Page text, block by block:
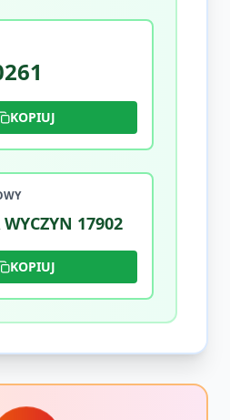
KOPIUJ
17902
KOPIUJ